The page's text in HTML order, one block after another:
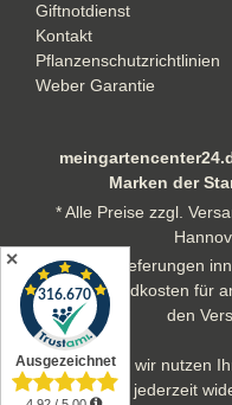
Giftnotdienst
Kontakt
Pflanzenschutzrichtlinien
Weber Garantie
Marken der
* Alle Preise zzgl.
** gilt für Lieferungen
und Versandkosten für
den
Hinweis: wir nutzen
Zwecke, die jederzeit
✕